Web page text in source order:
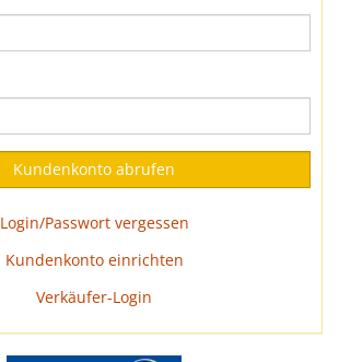
Login/Passwort vergessen
Kundenkonto einrichten
Verkäufer-Login